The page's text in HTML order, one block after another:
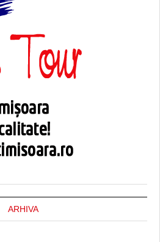
ARHIVA